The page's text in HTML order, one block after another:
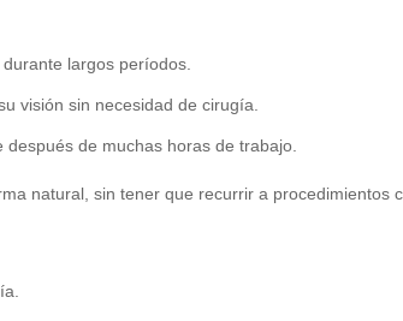
largos períodos.
visión sin necesidad de cirugía.
de muchas horas de trabajo.
natural, sin tener que recurrir a procedimientos